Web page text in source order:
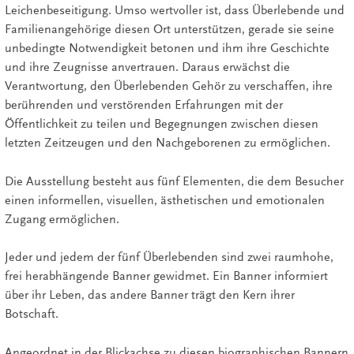
Leichenbeseitigung. Umso wertvoller ist, dass Überlebende und
Familienangehörige diesen Ort unterstützen, gerade sie seine
unbedingte Notwendigkeit betonen und ihm ihre Geschichte
und ihre Zeugnisse anvertrauen. Daraus erwächst die
Verantwortung, den Überlebenden Gehör zu verschaffen, ihre
berührenden und verstörenden Erfahrungen mit der
Öffentlichkeit zu teilen und Begegnungen zwischen diesen
letzten Zeitzeugen und den Nachgeborenen zu ermöglichen.
Die Ausstellung besteht aus fünf Elementen, die dem Besucher
einen informellen, visuellen, ästhetischen und emotionalen
Zugang ermöglichen.
Jeder und jedem der fünf Überlebenden sind zwei raumhohe,
frei herabhängende Banner gewidmet. Ein Banner informiert
über ihr Leben, das andere Banner trägt den Kern ihrer
Botschaft.